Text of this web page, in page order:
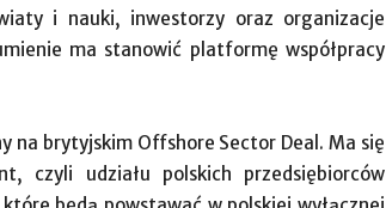
i nauki, inwestorzy oraz organizacje
ma stanowić platformę współpracy
na brytyjskim Offshore Sector Deal. Ma się
czyli udziału polskich przedsiębiorców